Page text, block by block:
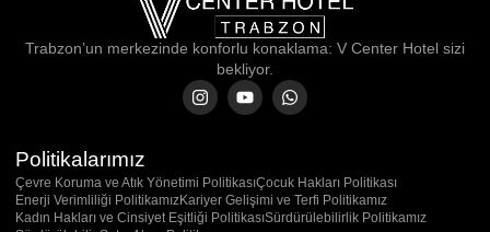
Trabzon’un merkezinde konforlu konaklama: V Center Hotel sizi
bekliyor.
Politikalarımız
Çevre Koruma ve Atık Yönetimi PolitikasıÇocuk Hakları Politikası
Enerji Verimliliği PolitikamızKariyer Gelişimi ve Terfi Politikamız
Kadın Hakları ve Cinsiyet Eşitliği PolitikasıSürdürülebilirlik Politikamız